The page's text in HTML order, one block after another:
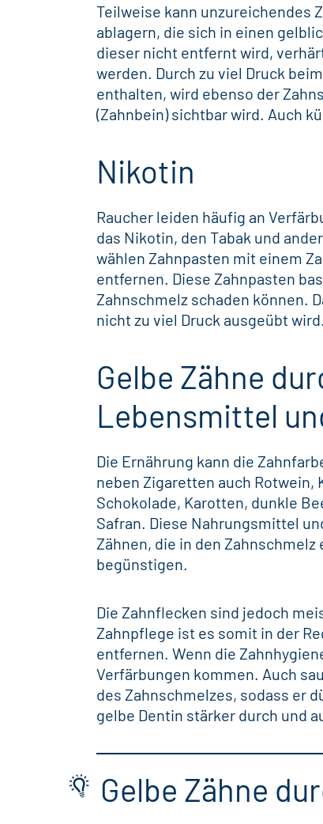
Teilweise kann unzureichendes
ablagern, die sich in einen
dieser nicht entfernt wird,
werden. Durch zu viel Druck
enthalten, wird ebenso der
(Zahnbein) sichtbar wird. Auch
Nikotin
Raucher leiden häufig an
das Nikotin, den Tabak und
wählen Zahnpasten mit einem
entfernen. Diese Zahnpasten
Zahnschmelz schaden können.
nicht zu viel Druck ausgeübt wird.
Gelbe Zähne
Lebensmittel
Die Ernährung kann die
neben Zigaretten auch Rotwein,
Schokolade, Karotten, dunkle
Safran. Diese Nahrungsmittel
Zähnen, die in den
begünstigen.
Die Zahnflecken sind jedoch
Zahnpflege ist es somit in der
entfernen. Wenn die
Verfärbungen kommen. Auch
des Zahnschmelzes, sodass er
gelbe Dentin stärker durch und
Gelbe Zähne